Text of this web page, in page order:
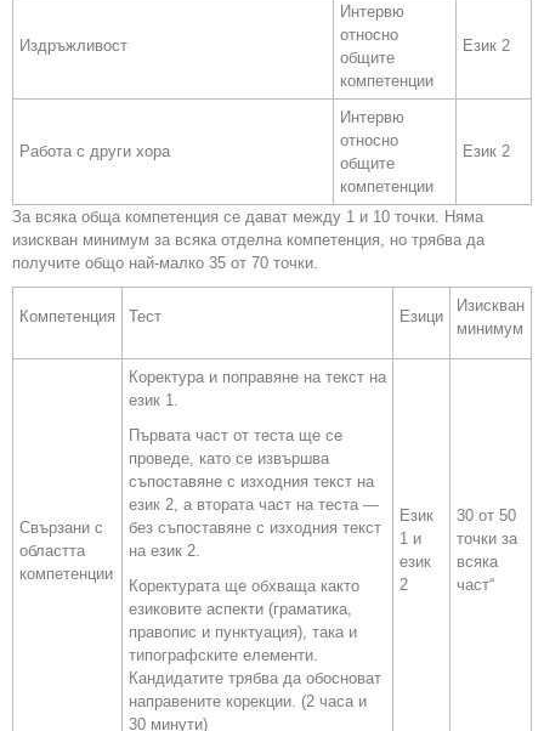
Издръжливост
Интервю
относно
общите
компетенции
Език 2
Работа с други хора
Интервю
относно
общите
компетенции
Език 2
За всяка обща компетенция се дават между 1 и 10 точки. Няма
изискван минимум за всяка отделна компетенция, но трябва да
получите общо най-малко 35 от 70 точки.
Компетенция Тест Езици
Изискван
минимум
Свързани с
областта
компетенции
Коректура и поправяне на текст на
език 1.
Първата част от теста ще се
проведе, като се извършва
съпоставяне с изходния текст на
език 2, а втората част на теста —
без съпоставяне с изходния текст
на език 2.
Коректурата ще обхваща както
езиковите аспекти (граматика,
правопис и пунктуация), така и
типографските елементи.
Кандидатите трябва да обосноват
направените корекции. (2 часа и
30 минути)
Език
1 и
език
2
30 от 50
точки за
всяка
част“